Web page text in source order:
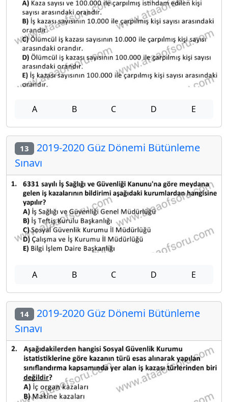
A B C D E
13 2019-2020 Güz Dönemi Bütünleme
Sınavı
A B C D E
14 2019-2020 Güz Dönemi Bütünleme
Sınavı